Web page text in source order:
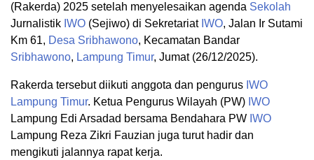
(Rakerda) 2025 setelah menyelesaikan agenda Sekolah
Jurnalistik IWO (Sejiwo) di Sekretariat IWO, Jalan Ir Sutami
Km 61, Desa Sribhawono, Kecamatan Bandar
Sribhawono, Lampung Timur, Jumat (26/12/2025).
Rakerda tersebut diikuti anggota dan pengurus IWO
Lampung Timur. Ketua Pengurus Wilayah (PW) IWO
Lampung Edi Arsadad bersama Bendahara PW IWO
Lampung Reza Zikri Fauzian juga turut hadir dan
mengikuti jalannya rapat kerja.